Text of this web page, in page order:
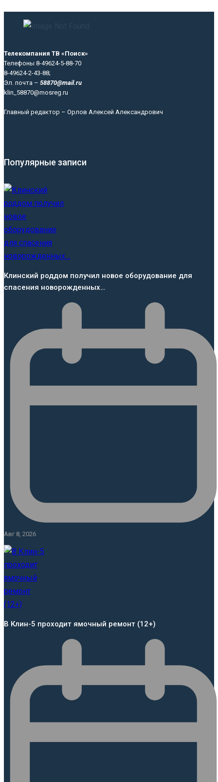
Телекомпания ТВ «Поиск»
Телефоны 8-49624-5-88-70
8-49624-2-43-88;
Эл. почта – 58870@mail.ru
klin_58870@mosreg.ru
Главный редактор – Орлов Алексей Александрович
Популярные записи
Клинский роддом получил новое оборудование для
спасения новорожденных…
Авг 8, 2026
В Клин-5 проходит ямочный ремонт (12+)